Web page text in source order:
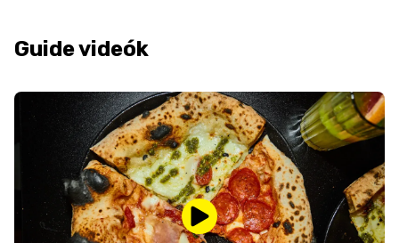
Guide videók